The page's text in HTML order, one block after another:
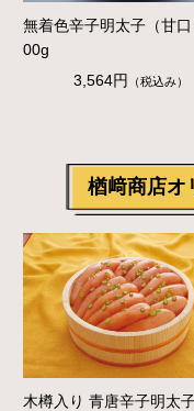
無着色辛子明太子（甘
00g
3,564円
（税込み）
楢﨑商店オ
木樽入り 青唐辛子明太